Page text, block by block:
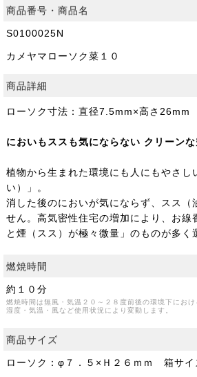
商品番号・商品名
S0100025N
カメヤマローソク菜１０
商品詳細
ローソク寸法：直径7.5mm×高さ26mm
においもススも気にならない クリーンな
植物から生まれた環境にも人にもやさし
い）」。
消した後のにおいが気にならず、スス（
せん。高気密性住宅の増加により、お線
と煙（スス）が極々微量」のものが多く
燃焼時間
約１０分
燃焼時間は無風・気温２０～２８度前後の環境下におけ
湿度・気温・風など使用状況により変動します。
商品サイズ
ローソク：φ７．５×Ｈ２６ｍｍ 箱サイ